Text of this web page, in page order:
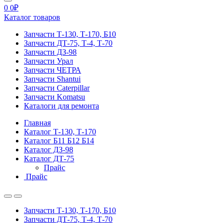
0 0₽
Каталог товаров
Запчасти Т-130, Т-170, Б10
Запчасти ДТ-75, Т-4, Т-70
Запчасти ДЗ-98
Запчасти Урал
Запчасти ЧЕТРА
Запчасти Shantui
Запчасти Caterpillar
Запчасти Komatsu
Каталоги для ремонта
Главная
Каталог Т-130, Т-170
Каталог Б11 Б12 Б14
Каталог ДЗ-98
Каталог ДТ-75
Прайс
Прайс
Запчасти Т-130, Т-170, Б10
Запчасти ДТ-75, Т-4, Т-70